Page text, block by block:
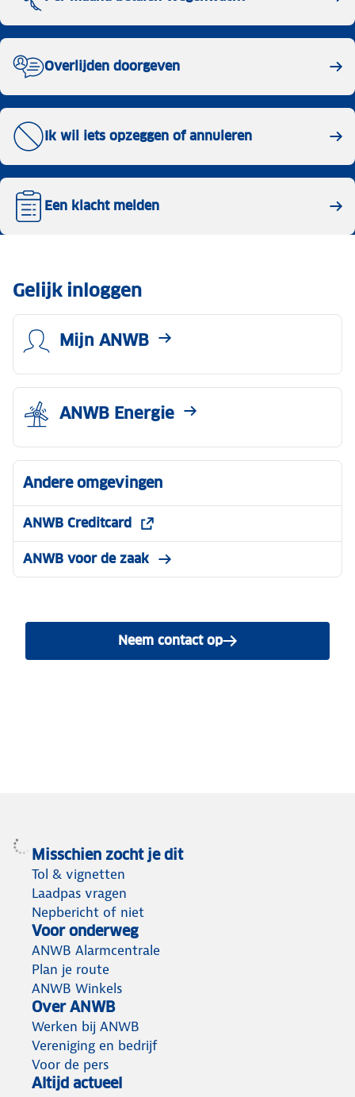
Overlijden doorgeven
Ik wil iets opzeggen of annuleren
Een klacht melden
Gelijk inloggen
Mijn ANWB
ANWB Energie
Andere omgevingen
ANWB Creditcard
ANWB voor de zaak
Neem contact op
Misschien zocht je dit
Tol & vignetten
Laadpas vragen
Nepbericht of niet
Voor onderweg
ANWB Alarmcentrale
Plan je route
ANWB Winkels
Over ANWB
Werken bij ANWB
Vereniging en bedrijf
Voor de pers
Altijd actueel